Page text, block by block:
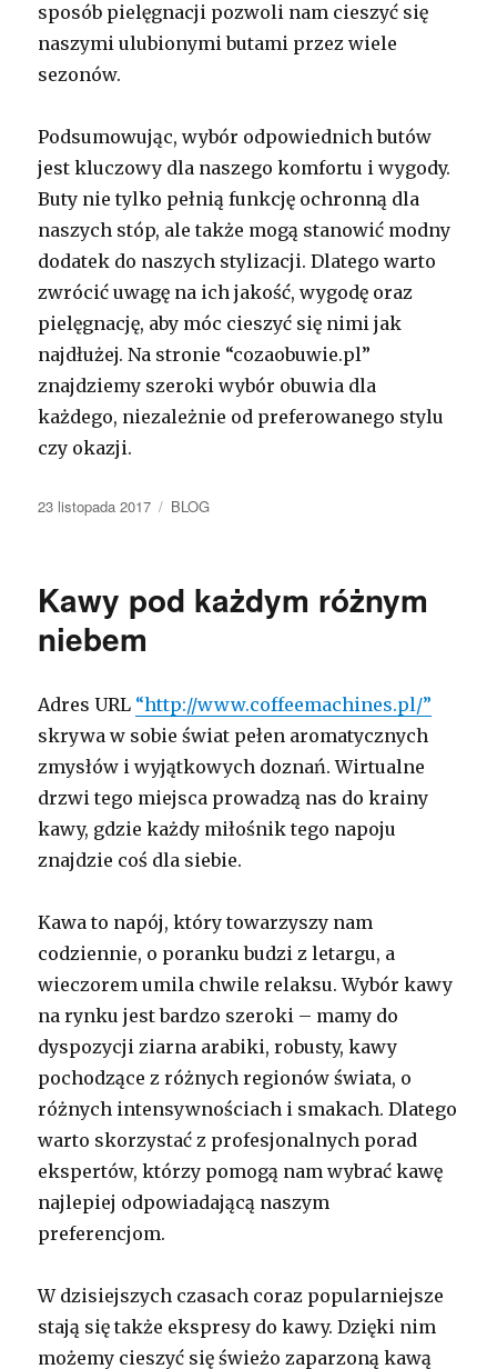
sposób pielęgnacji pozwoli nam cieszyć się
naszymi ulubionymi butami przez wiele
sezonów.
Podsumowując, wybór odpowiednich butów
jest kluczowy dla naszego komfortu i wygody.
Buty nie tylko pełnią funkcję ochronną dla
naszych stóp, ale także mogą stanowić modny
dodatek do naszych stylizacji. Dlatego warto
zwrócić uwagę na ich jakość, wygodę oraz
pielęgnację, aby móc cieszyć się nimi jak
najdłużej. Na stronie “cozaobuwie.pl”
znajdziemy szeroki wybór obuwia dla
każdego, niezależnie od preferowanego stylu
czy okazji.
Opublikowano
23 listopada 2017 Kategorie
BLOG
Kawy pod każdym różnym
niebem
Adres URL “http://www.coffeemachines.pl/”
skrywa w sobie świat pełen aromatycznych
zmysłów i wyjątkowych doznań. Wirtualne
drzwi tego miejsca prowadzą nas do krainy
kawy, gdzie każdy miłośnik tego napoju
znajdzie coś dla siebie.
Kawa to napój, który towarzyszy nam
codziennie, o poranku budzi z letargu, a
wieczorem umila chwile relaksu. Wybór kawy
na rynku jest bardzo szeroki – mamy do
dyspozycji ziarna arabiki, robusty, kawy
pochodzące z różnych regionów świata, o
różnych intensywnościach i smakach. Dlatego
warto skorzystać z profesjonalnych porad
ekspertów, którzy pomogą nam wybrać kawę
najlepiej odpowiadającą naszym
preferencjom.
W dzisiejszych czasach coraz popularniejsze
stają się także ekspresy do kawy. Dzięki nim
możemy cieszyć się świeżo zaparzoną kawą